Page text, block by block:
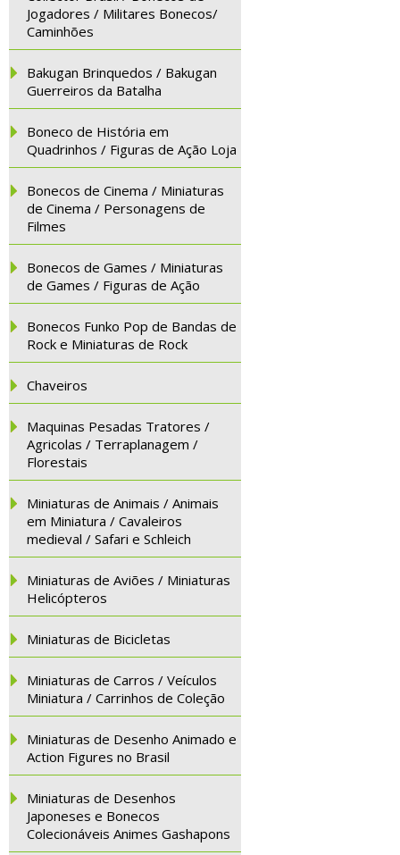
Jogadores / Militares Bonecos/
Caminhões
Bakugan Brinquedos / Bakugan
Guerreiros da Batalha
Boneco de História em
Quadrinhos / Figuras de Ação Loja
Bonecos de Cinema / Miniaturas
de Cinema / Personagens de
Filmes
Bonecos de Games / Miniaturas
de Games / Figuras de Ação
Bonecos Funko Pop de Bandas de
Rock e Miniaturas de Rock
Chaveiros
Maquinas Pesadas Tratores /
Agricolas / Terraplanagem /
Florestais
Miniaturas de Animais / Animais
em Miniatura / Cavaleiros
medieval / Safari e Schleich
Miniaturas de Aviões / Miniaturas
Helicópteros
Miniaturas de Bicicletas
Miniaturas de Carros / Veículos
Miniatura / Carrinhos de Coleção
Miniaturas de Desenho Animado e
Action Figures no Brasil
Miniaturas de Desenhos
Japoneses e Bonecos
Colecionáveis Animes Gashapons